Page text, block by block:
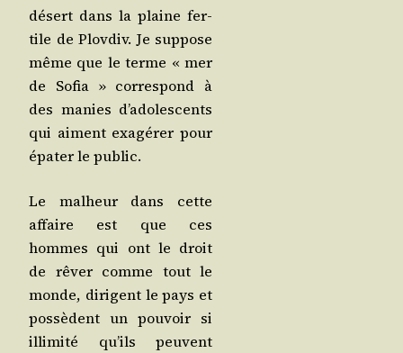
désert dans la plaine fer­
tile de Plov­div. Je sup­pose
même que le terme « mer
de Sofia » cor­res­pond à
des manies d’a­do­les­cents
qui aiment exa­gé­rer pour
épa­ter le public.
Le mal­heur dans cette
affaire est que ces
hommes qui ont le droit
de rêver comme tout le
monde, dirigent le pays et
pos­sèdent un pou­voir si
illi­mi­té qu’ils peuvent